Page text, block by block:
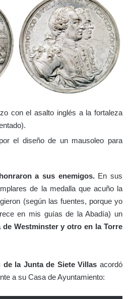
con el asalto inglés a la fortaleza
el diseño de un mausoleo para
a sus enemigos.En sus
de la medalla que acuño la
(según las fuentes, porque yo
en mis guías de la Abadía) un
de Westminster y otro en la Torre
de la Junta de Siete Villas acordó
a su Casa de Ayuntamiento: